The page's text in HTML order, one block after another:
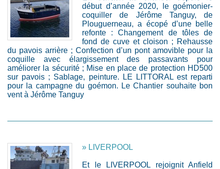
début d’année 2020, le goémonier-
coquiller de Jérôme Tanguy, de
Plouguerneau, a écopé d’une belle
refonte : Changement de tôles de
fond de cuve et cloison ; Rehausse
du pavois arrière ; Confection d’un pont amovible pour la
coquille avec élargissement des passavants pour
améliorer la sécurité ; Mise en place de protection HD500
sur pavois ; Sablage, peinture. LE LITTORAL est reparti
pour la campagne du goémon. Le Chantier souhaite bon
vent à Jérôme Tanguy
» LIVERPOOL
Et le LIVERPOOL rejoignit Anfield